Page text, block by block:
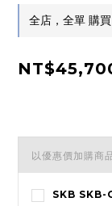
全店，全單 購
以優惠價加購商
SKB SKB-